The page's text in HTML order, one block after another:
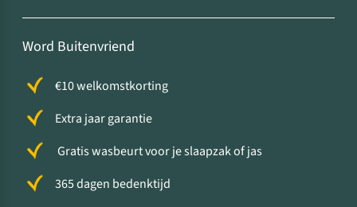
Word Buitenvriend
€10 welkomstkorting
Extra jaar garantie
Gratis wasbeurt voor je slaapzak of jas
365 dagen bedenktijd